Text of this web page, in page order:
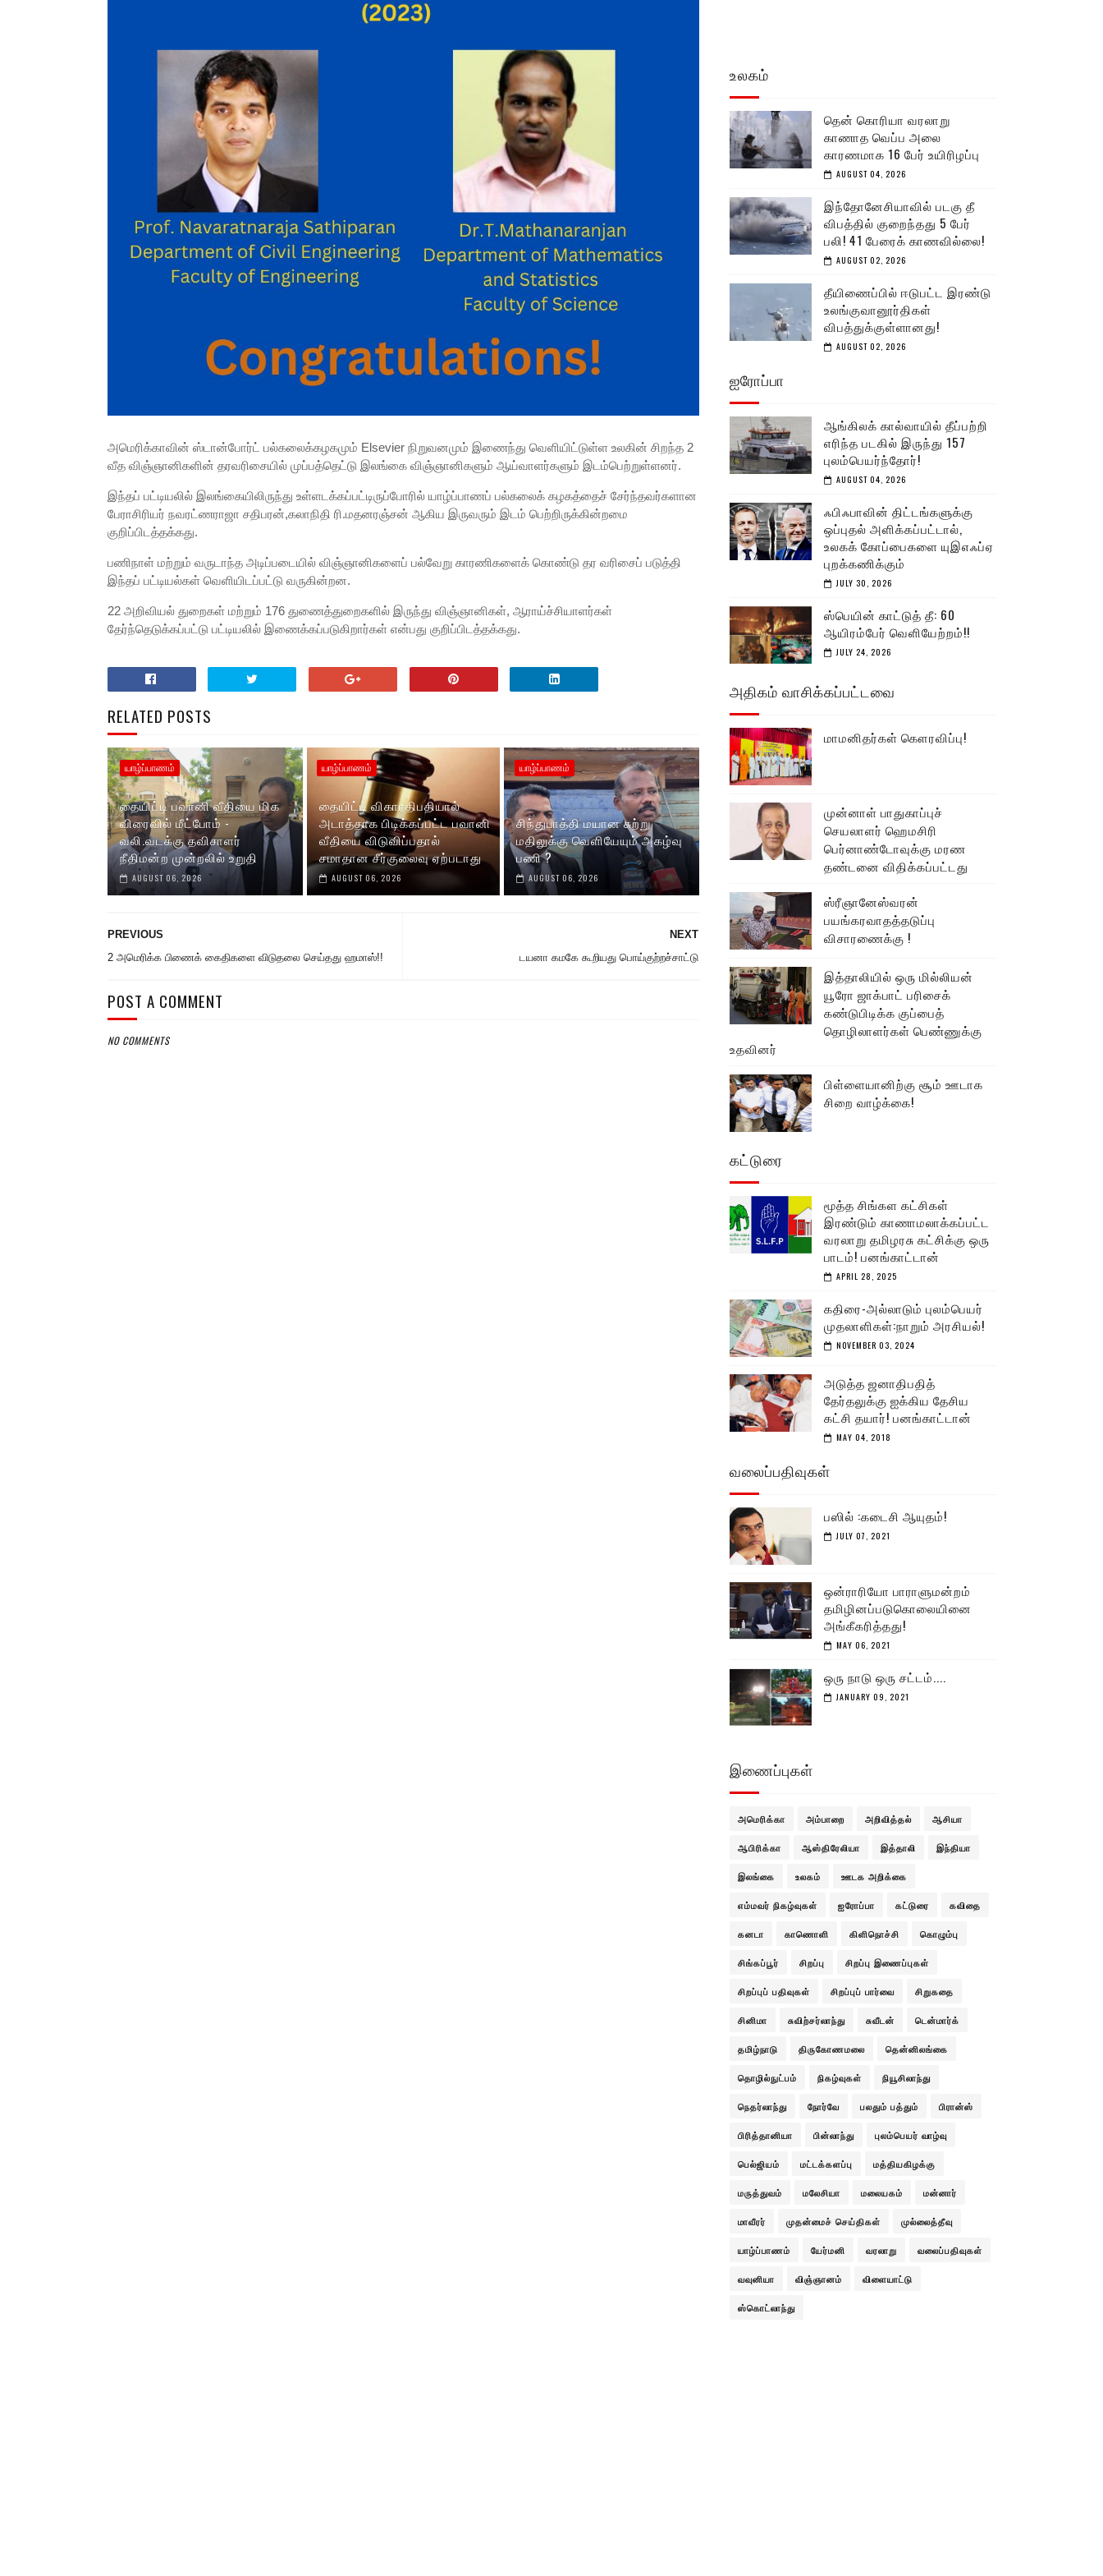
அமெரிக்காவின் ஸ்டான்போர்ட் பல்கலைக்கழகமும் Elsevier நிறுவனமும் இணைந்து வெளியிட்டுள்ள உலகின் சிறந்த 2
வீத விஞ்ஞானிகளின் தரவரிசையில் முப்பத்தெட்டு இலங்கை விஞ்ஞானிகளும் ஆய்வாளர்களும் இடம்பெற்றுள்ளனர்.
இந்தப் பட்டியலில் இலங்கையிலிருந்து உள்ளடக்கப்பட்டிருப்போரில் யாழ்ப்பாணப் பல்கலைக் கழகத்தைச் சேர்ந்தவர்களான
பேராசிரியர் நவரட்ணராஜா சதிபரன்,கலாநிதி ரி.மதனரஞ்சன் ஆகிய இருவரும் இடம் பெற்றிருக்கின்றமை
குறிப்பிடத்தக்கது.
பணிநாள் மற்றும் வருடாந்த அடிப்படையில் விஞ்ஞானிகளைப் பல்வேறு காரணிகளைக் கொண்டு தர வரிசைப் படுத்தி
இந்தப் பட்டியல்கள் வெளியிடப்பட்டு வருகின்றன.
22 அறிவியல் துறைகள் மற்றும் 176 துணைத்துறைகளில் இருந்து விஞ்ஞானிகள், ஆராய்ச்சியாளர்கள்
தேர்ந்தெடுக்கப்பட்டு பட்டியலில் இணைக்கப்படுகிறார்கள் என்பது குறிப்பிடத்தக்கது.
RELATED POSTS
யாழ்ப்பாணம்
தையிட்டி பவானி வீதியை மிக
விரைவில் மீட்போம் -
வலி.வடக்கு தவிசாளர்
நீதிமன்ற முன்றலில் உறுதி
AUGUST 06, 2026
யாழ்ப்பாணம்
தையிட்டி விகாரதிபதியால்
அடாத்தாக பிடிக்கப்பட்ட பவானி
வீதியை விடுவிப்பதால்
சமாதான சீர்குலைவு ஏற்படாது
AUGUST 06, 2026
யாழ்ப்பாணம்
சிந்துபாத்தி மயான சுற்று
மதிலுக்கு வெளியேயும் அகழ்வு
பணி ?
AUGUST 06, 2026
NEXT
டயனா கமகே கூறியது பொய்குற்றச்சாட்டு
PREVIOUS
2 அமெரிக்க பிணைக் கைதிகளை விடுதலை செய்தது ஹமாஸ்!!
POST A COMMENT
NO COMMENTS
உலகம்
தென் கொரியா வரலாறு
காணாத வெப்ப அலை
காரணமாக 16 பேர் உயிரிழப்பு
AUGUST 04, 2026
இந்தோனேசியாவில் படகு தீ
விபத்தில் குறைந்தது 5 பேர்
பலி! 41 பேரைக் காணவில்லை!
AUGUST 02, 2026
தீயிணைப்பில் ஈடுபட்ட இரண்டு
உலங்குவானூர்திகள்
விபத்துக்குள்ளானது!
AUGUST 02, 2026
ஐரோப்பா
ஆங்கிலக் கால்வாயில் தீப்பற்றி
எரிந்த படகில் இருந்து 157
புலம்பெயர்ந்தோர்!
AUGUST 04, 2026
ஃபிஃபாவின் திட்டங்களுக்கு
ஒப்புதல் அளிக்கப்பட்டால்,
உலகக் கோப்பைகளை யுஇஎஃப்ஏ
புறக்கணிக்கும்
JULY 30, 2026
ஸ்பெயின் காட்டுத் தீ: 60
ஆயிரம்பேர் வெளியேற்றம்!!
JULY 24, 2026
அதிகம் வாசிக்கப்பட்டவை
மாமனிதர்கள் கௌரவிப்பு!
முன்னாள் பாதுகாப்புச்
செயலாளர் ஹெமசிரி
பெர்னாண்டோவுக்கு மரண
தண்டனை விதிக்கப்பட்டது
ஸ்ரீஞானேஸ்வரன்
பயங்கரவாதத்தடுப்பு
விசாரணைக்கு !
இத்தாலியில் ஒரு மில்லியன்
யூரோ ஜாக்பாட் பரிசைக்
கண்டுபிடிக்க குப்பைத்
தொழிலாளர்கள் பெண்ணுக்கு
உதவினர்
பிள்ளையானிற்கு சூம் ஊடாக
சிறை வாழ்க்கை!
கட்டுரை
மூத்த சிங்கள கட்சிகள்
இரண்டும் காணாமலாக்கப்பட்ட
வரலாறு தமிழரசு கட்சிக்கு ஒரு
பாடம்! பனங்காட்டான்
APRIL 28, 2025
கதிரை-அல்லாடும் புலம்பெயர்
முதலாளிகள்:நாறும் அரசியல்!
NOVEMBER 03, 2024
அடுத்த ஜனாதிபதித்
தேர்தலுக்கு ஐக்கிய தேசிய
கட்சி தயார்! பனங்காட்டான்
MAY 04, 2018
வலைப்பதிவுகள்
பஸில் :கடைசி ஆயுதம்!
JULY 07, 2021
ஒன்ராரியோ பாராளுமன்றம்
தமிழினப்படுகொலையினை
அங்கீகரித்தது!
MAY 06, 2021
ஒரு நாடு ஒரு சட்டம்....
JANUARY 09, 2021
இணைப்புகள்
அமெரிக்கா அம்பாறை அறிவித்தல் ஆசியா
ஆபிரிக்கா ஆஸ்திரேலியா இத்தாலி இந்தியா
இலங்கை உலகம் ஊடக அறிக்கை
எம்மவர் நிகழ்வுகள் ஐரோப்பா கட்டுரை கவிதை
கனடா காணொளி கிளிநொச்சி கொழும்பு
சிங்கப்பூர் சிறப்பு சிறப்பு இணைப்புகள்
சிறப்புப் பதிவுகள் சிறப்புப் பார்வை சிறுகதை
சினிமா சுவிற்சர்லாந்து சுவீடன் டென்மார்க்
தமிழ்நாடு திருகோணமலை தென்னிலங்கை
தொழில்நுட்பம் நிகழ்வுகள் நியூசிலாந்து
நெதர்லாந்து நோர்வே பலதும் பத்தும் பிரான்ஸ்
பிரித்தானியா பின்லாந்து புலம்பெயர் வாழ்வு
பெல்ஜியம் மட்டக்களப்பு மத்தியகிழக்கு
மருத்துவம் மலேசியா மலையகம் மன்னார்
மாவீரர் முதன்மைச் செய்திகள் முல்லைத்தீவு
யாழ்ப்பாணம் யேர்மனி வரலாறு வலைப்பதிவுகள்
வவுனியா விஞ்ஞானம் விளையாட்டு
ஸ்கொட்லாந்து